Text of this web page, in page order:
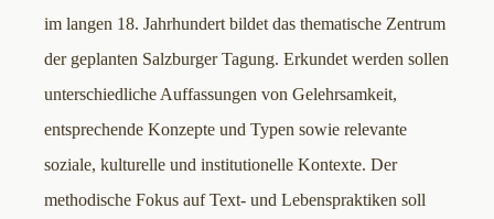
im langen 18. Jahrhundert bildet das thematische Zentrum
der geplanten Salzburger Tagung. Erkundet werden sollen
unterschiedliche Auffassungen von Gelehrsamkeit,
entsprechende Konzepte und Typen sowie relevante
soziale, kulturelle und institutionelle Kontexte. Der
methodische Fokus auf Text- und Lebenspraktiken soll